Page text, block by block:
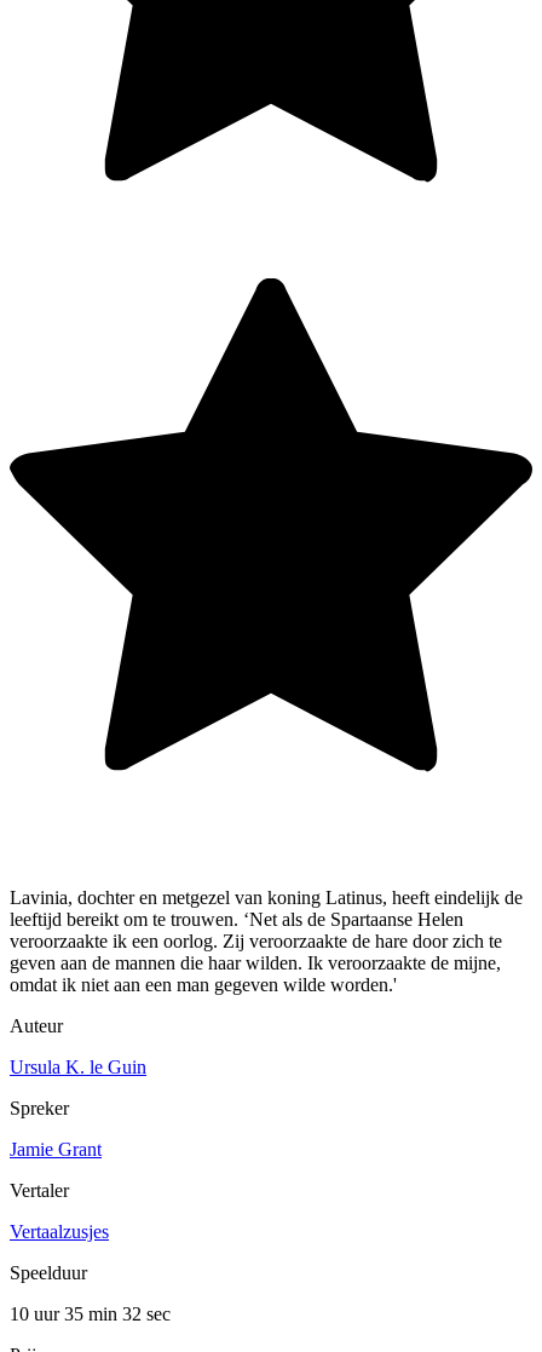
Lavinia, dochter en metgezel van koning Latinus, heeft eindelijk de
leeftijd bereikt om te trouwen. ‘Net als de Spartaanse Helen
veroorzaakte ik een oorlog. Zij veroorzaakte de hare door zich te
geven aan de mannen die haar wilden. Ik veroorzaakte de mijne,
omdat ik niet aan een man gegeven wilde worden.'
Auteur
Ursula K. le Guin
Spreker
Jamie Grant
Vertaler
Vertaalzusjes
Speelduur
10 uur 35 min 32 sec